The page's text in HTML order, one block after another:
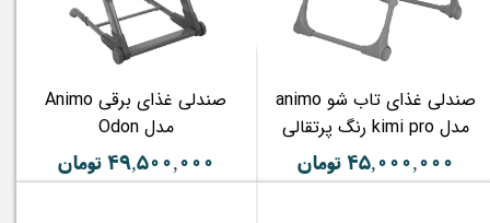
صندلی غذای تاب شو animo
مدل kimi pro رنگ پرتقالی
۴۵,۰۰۰,۰۰۰ تومان
صندلی غذای برقی Animo
مدل Odon
۴۹,۵۰۰,۰۰۰ تومان